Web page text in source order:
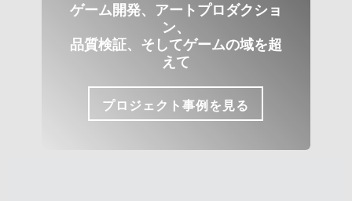
ゲーム開発、アートプロダクショ
ン、
品質検証、そしてゲームの域を超
えて
プロジェクト事例を見る